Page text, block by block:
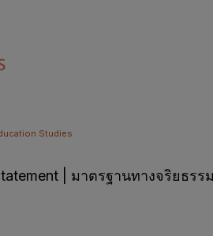
Studies
| มาตรฐานทางจริยธรร